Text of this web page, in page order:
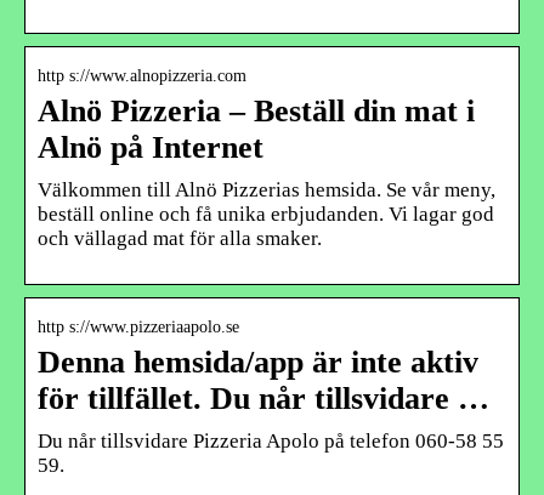
http s://www.alnopizzeria.com
Alnö Pizzeria – Beställ din mat i
Alnö på Internet
Välkommen till Alnö Pizzerias hemsida. Se vår meny,
beställ online och få unika erbjudanden. Vi lagar god
och vällagad mat för alla smaker.
http s://www.pizzeriaapolo.se
Denna hemsida/app är inte aktiv
för tillfället. Du når tillsvidare …
Du når tillsvidare Pizzeria Apolo på telefon 060-58 55
59.